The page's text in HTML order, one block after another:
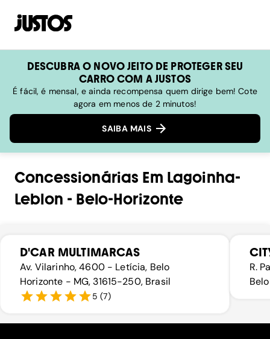
DESCUBRA O NOVO JEITO DE PROTEGER SEU
CARRO COM A JUSTOS
É fácil, é mensal, e ainda recompensa quem dirige bem! Cote
agora em menos de 2 minutos!
SAIBA MAIS
Concessionárias Em Lagoinha-
Leblon - Belo-Horizonte
D'CAR MULTIMARCAS
Av. Vilarinho, 4600 - Letícia, Belo
Horizonte - MG, 31615-250, Brasil
5 (7)
R.